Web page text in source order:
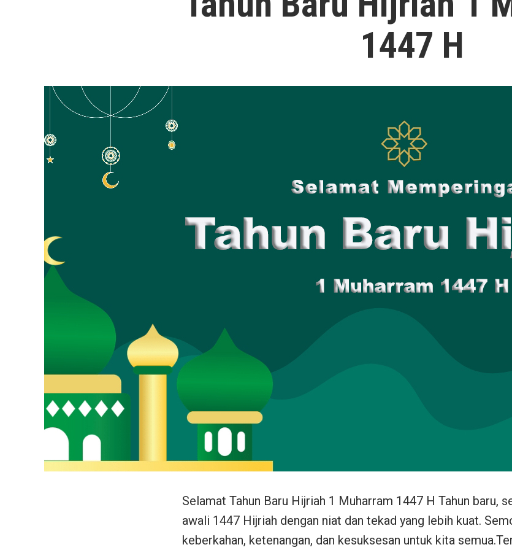
1447 H
Selamat Tahun Baru Hijriah 1 Muharram 1447 H Tahun baru,
awali 1447 Hijriah dengan niat dan tekad yang lebih kuat.
keberkahan, ketenangan, dan kesuksesan untuk kita